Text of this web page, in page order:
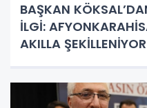
BAŞKAN
İLGİ:
AKILLA ŞEKİLLENİYOR